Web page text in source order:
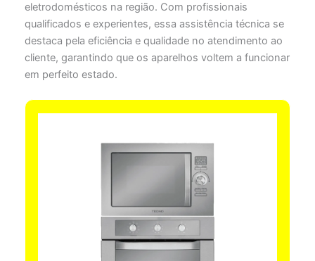
eletrodomésticos na região. Com profissionais
qualificados e experientes, essa assistência técnica se
destaca pela eficiência e qualidade no atendimento ao
cliente, garantindo que os aparelhos voltem a funcionar
em perfeito estado.